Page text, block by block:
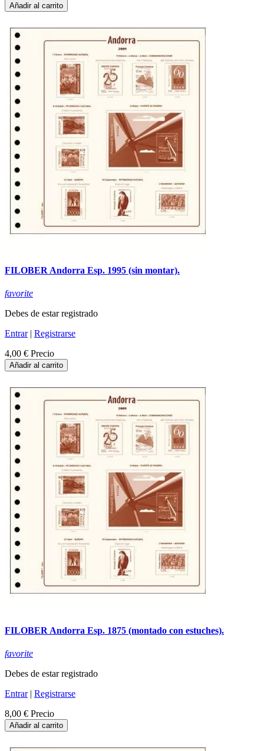
Añadir al carrito
FILOBER Andorra Esp. 1995 (sin montar).
favorite
Debes de estar registrado
Entrar| Registrarse
4,00 € Precio
Añadir al carrito
FILOBER Andorra Esp. 1875 (montado con estuches).
favorite
Debes de estar registrado
Entrar| Registrarse
8,00 € Precio
Añadir al carrito